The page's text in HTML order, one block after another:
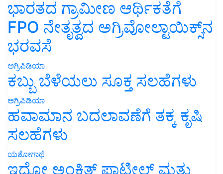
ಭಾರತದ ಗ್ರಾಮೀಣ ಆರ್ಥಿಕತೆಗೆ
FPO ನೇತೃತ್ವದ ಅಗ್ರಿವೋಲ್ಟಾಯಿಕ್ಸ್‌ನ
ಭರವಸೆ
ಅಗ್ರಿಪಿಡಿಯಾ
ಕಬ್ಬು ಬೆಳೆಯಲು ಸೂಕ್ತ ಸಲಹೆಗಳು
ಅಗ್ರಿಪಿಡಿಯಾ
ಹವಾಮಾನ ಬದಲಾವಣೆಗೆ ತಕ್ಕ ಕೃಷಿ
ಸಲಹೆಗಳು
ಯಶೋಗಾಥೆ
ಇದೋ ಅಂಕಿತ್ ಪಾಟೀಲ್ ಮತ್ತು